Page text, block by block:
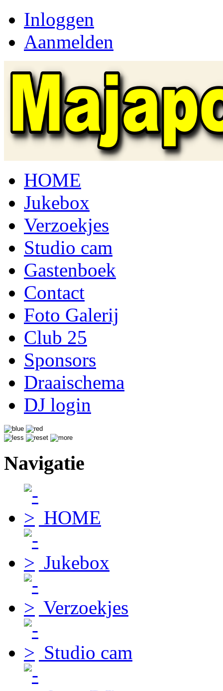
Inloggen
Aanmelden
HOME
Jukebox
Verzoekjes
Studio cam
Gastenboek
Contact
Foto Galerij
Club 25
Sponsors
Draaischema
DJ login
Navigatie
HOME
Jukebox
Verzoekjes
Studio cam